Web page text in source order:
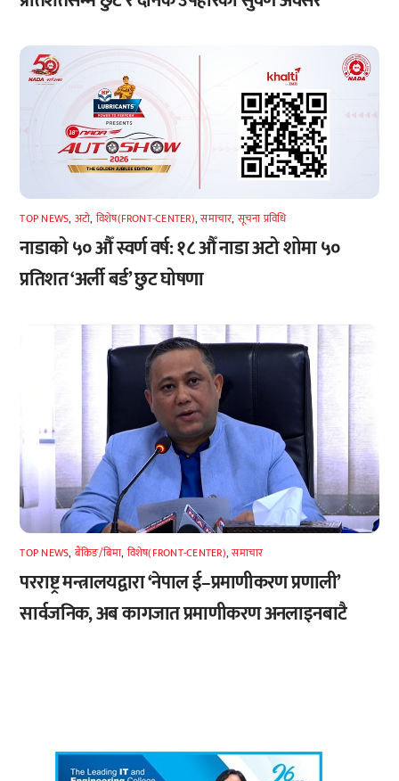
TOP NEWS, अटाे, विशेष(FRONT-CENTER),समाचार, सूचना प्रविधि
नाडाको ५० औँ स्वर्ण वर्ष: १८ औँ नाडा अटो शोमा ५०
प्रतिशत ‘अर्ली बर्ड’ छुट घोषणा
TOP NEWS, बैंकिङ/बिमा, विशेष(FRONT-CENTER),समाचार
परराष्ट्र मन्त्रालयद्वारा ‘नेपाल ई–प्रमाणीकरण प्रणाली’
सार्वजनिक, अब कागजात प्रमाणीकरण अनलाइनबाटै